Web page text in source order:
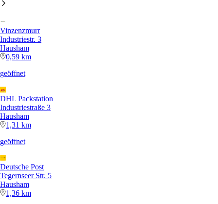
Vinzenzmurr
Industriestr. 3
Hausham
0,59 km
geöffnet
DHL Packstation
Industriestraße 3
Hausham
1,31 km
geöffnet
Deutsche Post
Tegernseer Str. 5
Hausham
1,36 km